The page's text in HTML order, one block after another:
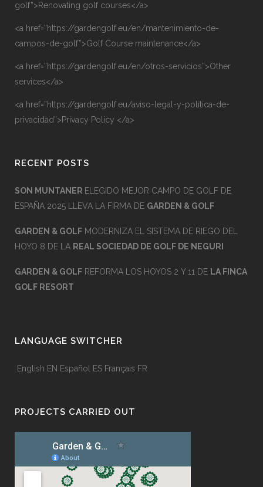
golf”>Renovating golf courses</a>
<a href=”https://gardengolf.eu/en/mantenimiento-de-
campos-de-golf”>Golf Course maintenance</a>
<a href=”https://gardengolf.eu/en/otros-servicios”>Other
services</a>
<a href=”https://gardengolf.eu/aviso-legal-y-politica-de-
privacidad”>Privacy Policy </a>
RECENT POSTS
SON MUNTANER ELEGIDO MEJOR CAMPO DE GOLF DE
ESPAÑA 2025 LLEVA LA FIRMA DE GARDEN & GOLF
GARDEN & GOLF MODERNIZA EL SISTEMA DE RIEGO DEL
HOYO 8 DE LA REAL SOCIEDAD DE GOLF DE NEGURI
GARDEN & GOLF REFORMA LOS HOYOS 2 Y 11 DE LA FINCA
GOLF RESORT
LANGUAGE SWITCHER
English EN Español ES Français FR
PROJECTS CARRIED OUT